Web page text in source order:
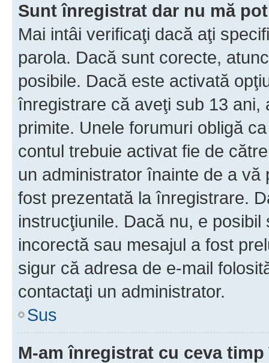
Sunt înregistrat dar nu mă
Mai intâi verificaţi dacă aţi
parola. Dacă sunt corecte,
posibile. Dacă este activată
înregistrare că aveţi sub 13
primite. Unele forumuri obligă
contul trebuie activat fie de
un administrator înainte de a
fost prezentată la înregistrare.
instrucţiunile. Dacă nu, e
incorectă sau mesajul a fost
sigur că adresa de e-mail
contactaţi un administrator.
Sus
M-am înregistrat cu ceva